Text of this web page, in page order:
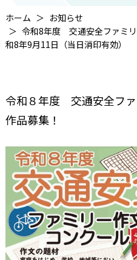
ホーム
お知らせ
令和8年度 交通安全ファミ
和8年9月11日（当日消印有効）
令和８年度 交通安全フ
作品募集！